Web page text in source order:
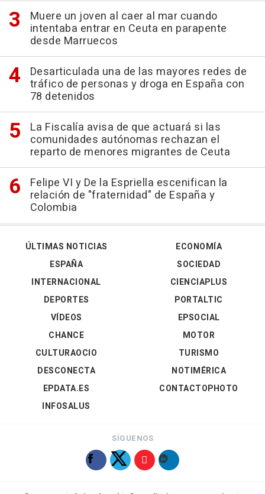
Muere un joven al caer al mar cuando
intentaba entrar en Ceuta en parapente
desde Marruecos
Desarticulada una de las mayores redes de
tráfico de personas y droga en España con
78 detenidos
La Fiscalía avisa de que actuará si las
comunidades autónomas rechazan el
reparto de menores migrantes de Ceuta
Felipe VI y De la Espriella escenifican la
relación de "fraternidad" de España y
Colombia
ÚLTIMAS NOTICIAS
ESPAÑA
INTERNACIONAL
DEPORTES
VÍDEOS
ECONOMÍA
SOCIEDAD
CIENCIAPLUS
PORTALTIC
EPSOCIAL
CHANCE
CULTURAOCIO
DESCONECTA
EPDATA.ES
INFOSALUS
MOTOR
TURISMO
NOTIMÉRICA
CONTACTOPHOTO
SÍGUENOS